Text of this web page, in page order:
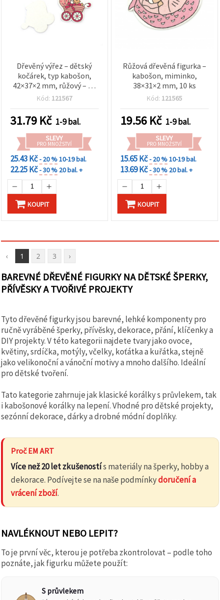
Dřevěný výřez – dětský
kočárek, typ kabošon,
42×37×2 mm, růžový – 10
ks
Kód: 121567
31.79 Kč 1-9 bal.
SLEVY
PRO MNOŽSTVÍ
25.43 Kč- 20 %10-19 bal.
22.25 Kč- 30 % 20 bal. +
KOUPIT
Růžová dřevěná figurka –
kabošon, miminko,
38×31×2 mm, 10 ks
Kód: 121565
19.56 Kč 1-9 bal.
SLEVY
PRO MNOŽSTVÍ
15.65 Kč- 20 %10-19 bal.
13.69 Kč- 30 % 20 bal. +
KOUPIT
‹ 1 2 3 ›
BAREVNÉ DŘEVĚNÉ FIGURKY NA DĚTSKÉ ŠPERKY,
PŘÍVĚSKY A TVOŘIVÉ PROJEKTY
Tyto dřevěné figurky jsou barevné, lehké komponenty pro
ručně vyráběné šperky, přívěsky, dekorace, přání, klíčenky a
DIY projekty. V této kategorii najdete tvary jako ovoce,
květiny, srdíčka, motýly, včelky, koťátka a kuřátka, stejně
jako velikonoční a vánoční motivy a mnoho dalšího. Ideální
pro dětské tvoření.
Tato kategorie zahrnuje jak klasické korálky s průvlekem, tak
i kabošonové korálky na lepení. Vhodné pro dětské projekty,
sezónní dekorace, dárky a drobné módní doplňky.
Proč EM ART
Více než 20 let zkušenostís materiály na šperky, hobby a
dekorace. Podívejte se na naše podmínkydoručení a
vrácení zboží.
NAVLÉKNOUT NEBO LEPIT?
To je první věc, kterou je potřeba zkontrolovat – podle toho
poznáte, jak figurku můžete použít:
S průvlekem